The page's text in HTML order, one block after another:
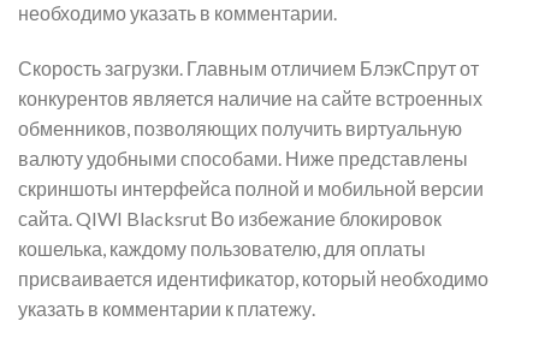
необходимо указать в комментарии.
Скорость загрузки. Главным отличием БлэкСпрут от
конкурентов является наличие на сайте встроенных
обменников, позволяющих получить виртуальную
валюту удобными способами. Ниже представлены
скриншоты интерфейса полной и мобильной версии
сайта. QIWI Blacksrut Во избежание блокировок
кошелька, каждому пользователю, для оплаты
присваивается идентификатор, который необходимо
указать в комментарии к платежу.